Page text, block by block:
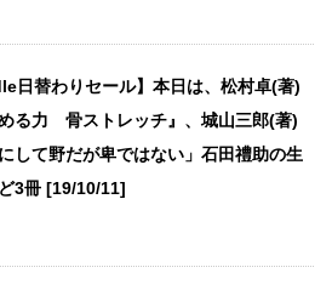
日替わりセール】本日は、松村卓(著)
める力 骨ストレッチ』、城山三郎(著)
にして野だが卑ではない」石田禮助の生
3冊 [19/10/11]